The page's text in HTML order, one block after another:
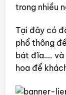
trong nhiều
Tại đây có
phổ thông
bát đĩa…. và
hoa để